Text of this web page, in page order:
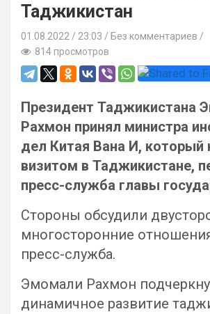
Таджикистан
01.08.2022 23:03 / Без комментариев
814 просмотров
Президент Таджикистана
Рахмон принял министра
дел Китая Вана И, который
визитом в Таджикистане,
пресс-служба главы
Стороны обсудили
многосторонние
пресс-служба.
Эмомали Рахмон
динамичное развитие